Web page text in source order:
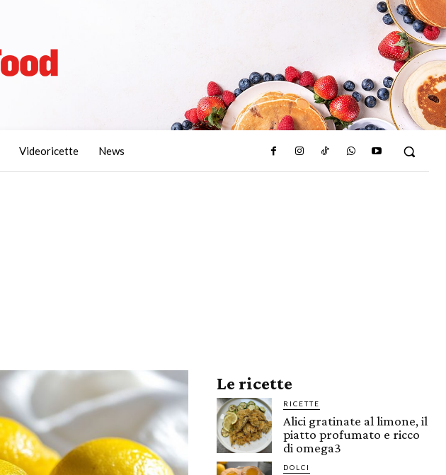
Videoricette News
Le ricette
RICETTE
Alici gratinate al limone, il
piatto profumato e ricco
di omega3
DOLCI